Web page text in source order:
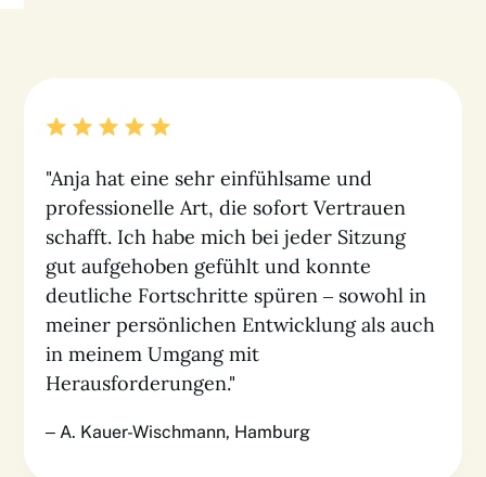
"Anja hat eine sehr einfühlsame und
professionelle Art, die sofort Vertrauen
schafft. Ich habe mich bei jeder Sitzung
gut aufgehoben gefühlt und konnte
deutliche Fortschritte spüren – sowohl in
meiner persönlichen Entwicklung als auch
in meinem Umgang mit
Herausforderungen."
– A. Kauer-Wischmann, Hamburg